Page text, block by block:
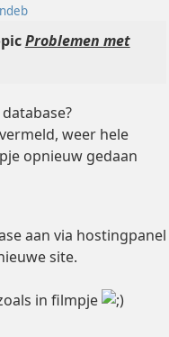
Problemen met
weer hele
opnieuw gedaan
aan via hostingpanel
site.
in filmpje